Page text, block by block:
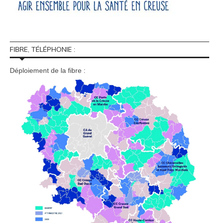
FIBRE, TÉLÉPHONIE :
Déploiement de la fibre :